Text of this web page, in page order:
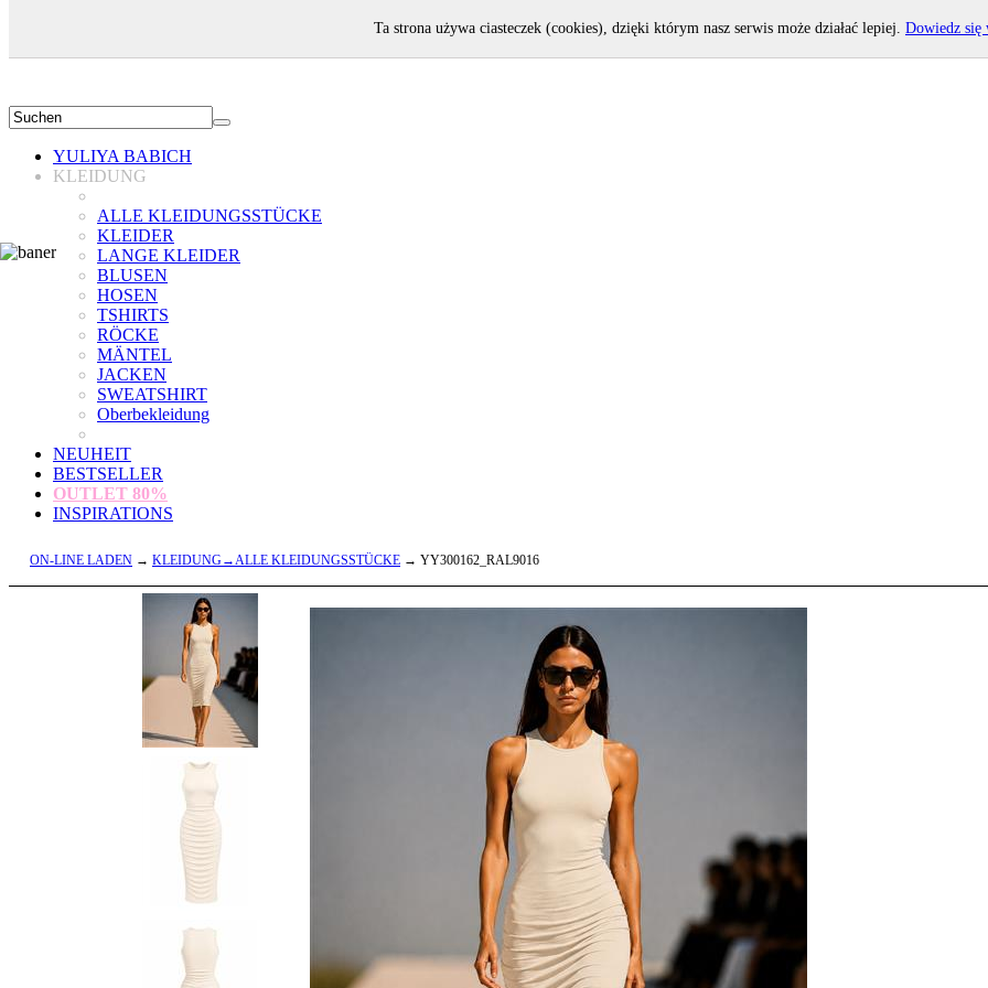
YULIYA BABICH
KLEIDUNG
ALLE KLEIDUNGSSTÜCKE
KLEIDER
LANGE KLEIDER
BLUSEN
HOSEN
TSHIRTS
RÖCKE
MÄNTEL
JACKEN
SWEATSHIRT
Oberbekleidung
NEUHEIT
BESTSELLER
OUTLET 80%
INSPIRATIONS
ON-LINE LADEN → KLEIDUNG→ALLE KLEIDUNGSSTÜCKE → YY300162_RAL9016
Ta strona używa ciasteczek (cookies), dzięki którym nasz serwis może działać lepiej. Dowiedz się